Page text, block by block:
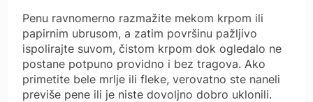
Penu ravnomerno razmažite mekom krpom ili
papirnim ubrusom, a zatim površinu pažljivo
ispolirajte suvom, čistom krpom dok ogledalo ne
postane potpuno providno i bez tragova. Ako
primetite bele mrlje ili fleke, verovatno ste naneli
previše pene ili je niste dovoljno dobro uklonili.